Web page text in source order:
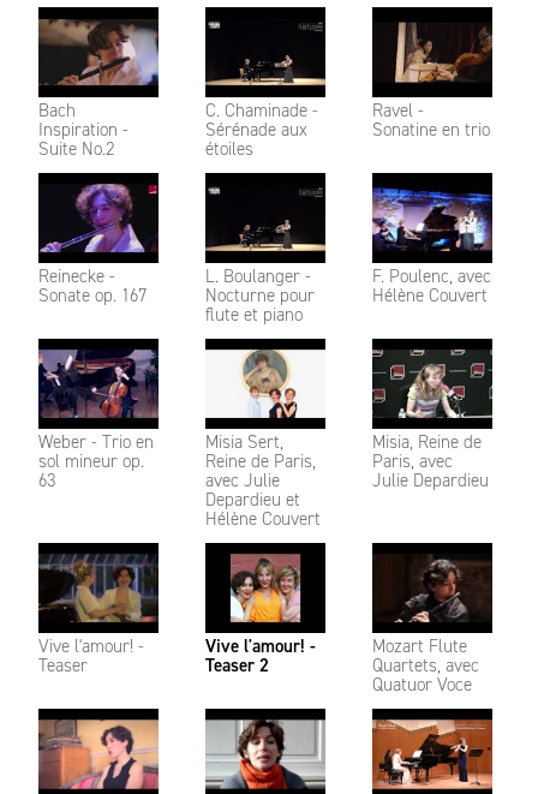
Bach
Inspiration -
Suite No.2
C. Chaminade -
Sérénade aux
étoiles
Ravel -
Sonatine en trio
Reinecke -
Sonate op. 167
L. Boulanger -
Nocturne pour
flute et piano
F. Poulenc, avec
Hélène Couvert
Weber - Trio en
sol mineur op.
63
Misia Sert,
Reine de Paris,
avec Julie
Depardieu et
Hélène Couvert
Misia, Reine de
Paris, avec
Julie Depardieu
Vive l'amour! -
Teaser
Vive l'amour! -
Teaser 2
Mozart Flute
Quartets, avec
Quatuor Voce